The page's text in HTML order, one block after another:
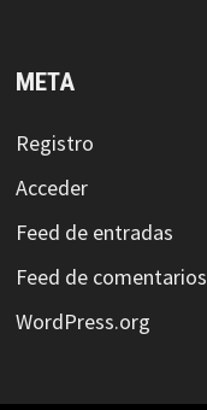
META
Registro
Acceder
Feed de entradas
Feed de comentarios
WordPress.org